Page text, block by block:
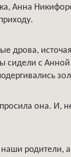
Анна
дрова,
сидели с
она. И,
родители,